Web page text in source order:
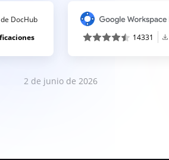
DocHub
14331
2 de junio de 2026